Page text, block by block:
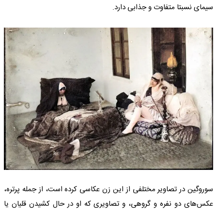
سیمای نسبتا متفاوت و جذابی دارد.
سوروگین در تصاویر مختلفی از این زن عکاسی کرده است، از جمله پرتره،
عکس‌های دو نفره و گروهی، و تصاویری که او در حال کشیدن قلیان یا